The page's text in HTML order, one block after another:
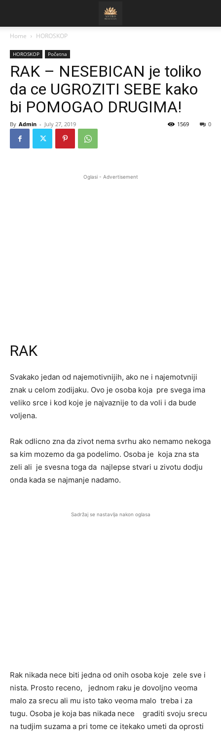
Home HOROSKOP
HOROSKOP Početna
RAK – NESEBICAN je toliko
da ce UGROZITI SEBE kako
bi POMOGAO DRUGIMA!
By Admin - July 27, 2019 0
1569
Oglasi - Advertisement
RAK
Svakako jedan od najemotivnijih, ako ne i najemotvniji
znak u celom zodijaku. Ovo je osoba koja pre svega ima
veliko srce i kod koje je najvaznije to da voli i da bude
voljena.
Rak odlicno zna da zivot nema svrhu ako nemamo nekoga
sa kim mozemo da ga podelimo. Osoba je koja zna sta
zeli ali je svesna toga da najlepse stvari u zivotu dodju
onda kada se najmanje nadamo.
Sadržaj se nastavlja nakon oglasa
Rak nikada nece biti jedna od onih osoba koje zele sve i
nista. Prosto receno, jednom raku je dovoljno veoma
malo za srecu ali mu isto tako veoma malo treba i za
tugu. Osoba je koja bas nikada nece graditi svoju srecu
na tudjim suzama a pri tome ce itekako umeti da oprosti